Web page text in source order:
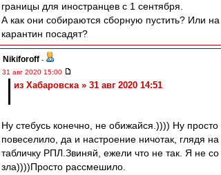
границы для иностранцев с 1 сентября.
А как они собираются сборную пустить? Или на
карантин посадят?
Nikiforoff -
31 авг 2020 15:00
из Хабаровска » 31 авг 2020 14:51
Ну стебусь конечно, не обижайся.)))) Ну просто
повеселило, да и настроение ничотак, глядя на
табличку РПЛ.Звиняй, ежели что не так. Я не со
зла))))Просто рассмешило.